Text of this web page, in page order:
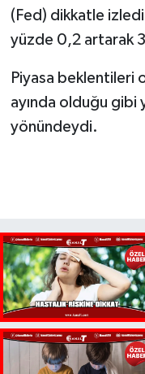
(Fed) dikkatle
yüzde 0,2 artarak
Piyasa beklentileri
ayında olduğu gibi
yönündeydi.